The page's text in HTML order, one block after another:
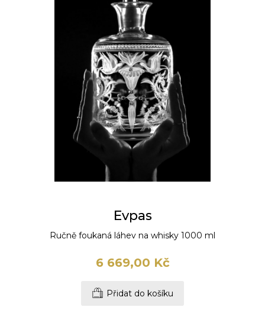
Evpas
Ručně foukaná láhev na whisky 1000 ml
6 669,00 Kč
Přidat do košíku